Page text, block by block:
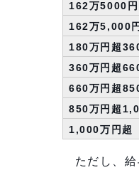
162万5000円
162万5,000
180万円超
360万円超
660万円超
850万円超
1,000万円超
ただし、給